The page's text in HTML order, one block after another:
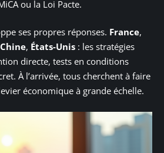
ou la Loi Pacte.
ses propres réponses. France,
Chine, États-Unis : les stratégies
directe, tests en conditions
À l’arrivée, tous cherchent à faire
économique à grande échelle.